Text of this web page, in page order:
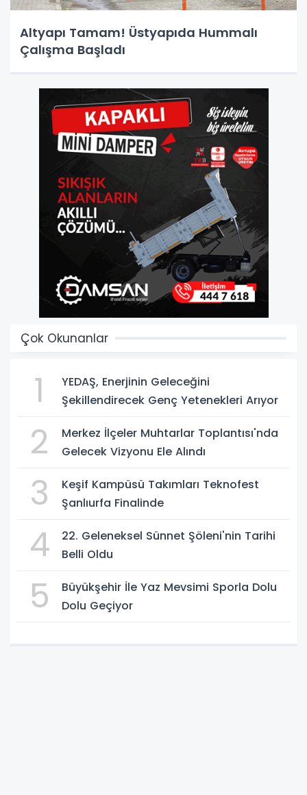
Altyapı Tamam! Üstyapıda Hummalı
Çalışma Başladı
Çok Okunanlar
1
YEDAŞ, Enerjinin Geleceğini
Şekillendirecek Genç Yetenekleri Arıyor
2
Merkez İlçeler Muhtarlar Toplantısı'nda
Gelecek Vizyonu Ele Alındı
3
Keşif Kampüsü Takımları Teknofest
Şanlıurfa Finalinde
4
22. Geleneksel Sünnet Şöleni'nin Tarihi
Belli Oldu
5
Büyükşehir İle Yaz Mevsimi Sporla Dolu
Dolu Geçiyor